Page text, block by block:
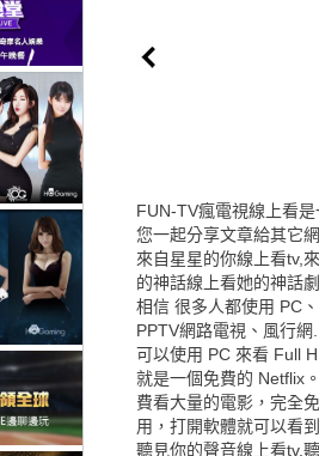
FUN-TV瘋電視線上看
您一起分享文章給其它
來自星星的你線上看tv,
的神話線上看她的神話
相信 很多人都使用 PC
PPTV網路電視、風行
可以使用 PC 來看 Full
就是一個免費的 Netflix
費看大量的電影，完全
用，打開軟體就可以看
聽見你的聲音線上看tv,